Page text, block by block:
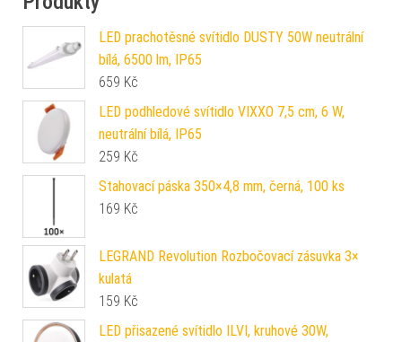
LED prachotěsné svítidlo DUSTY 50W neutrální
bílá, 6500 lm, IP65
659 Kč
LED podhledové svítidlo VIXXO 7,5 cm, 6 W,
neutrální bílá, IP65
259 Kč
Stahovací páska 350×4,8 mm, černá, 100 ks
169 Kč
LEGRAND Revolution Rozbočovací zásuvka 3×
kulatá
159 Kč
LED přisazené svítidlo ILVI, kruhové 30W,